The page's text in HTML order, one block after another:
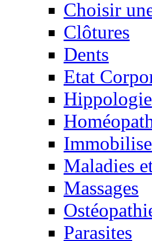
Choisir
Clôtures
Dents
Etat
Hippologie
Maladies
Massages
Parasites